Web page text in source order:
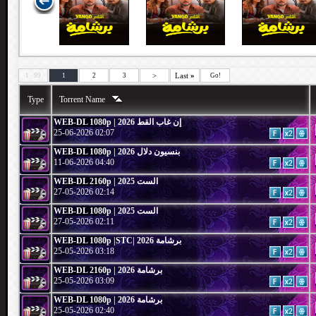
1 - 99 1 2 3 > Last » Go!
Type Torrent Name
WEB-DL 1080p | 2026 إن غاب القط
25-06-2026 02:07
WEB-DL 1080p | 2026 بنسيون دلال
11-06-2026 04:40
WEB-DL 2160p | 2025 الست
27-05-2026 02:14
WEB-DL 1080p | 2025 الست
27-05-2026 02:11
WEB-DL 1080p |STC| 2026 برشامة
25-05-2026 03:18
WEB-DL 2160p | 2026 برشامة
25-05-2026 03:09
WEB-DL 1080p | 2026 برشامة
25-05-2026 02:40